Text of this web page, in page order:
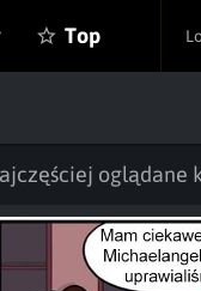
Top
oglądane